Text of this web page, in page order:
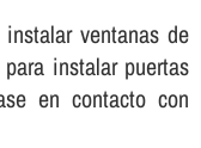
ventanas de
instalar puertas
en contacto con